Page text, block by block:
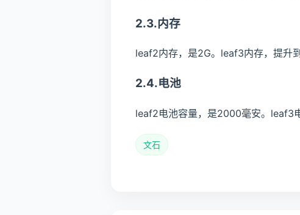
2.3.内存
leaf2内存，是2G。leaf3内存，提升到
2.4.电池
leaf2电池容量，是2000毫安。leaf3
文石